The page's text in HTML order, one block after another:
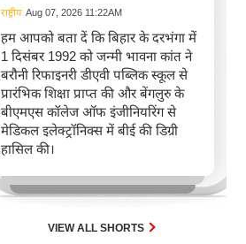
राष्ट्रीय Aug 07, 2026 11:22AM
हम आपको बता दें कि बिहार के दरभंगा में
1 दिसंबर 1992 को जन्मी भावना कांत ने
बरौनी रिफाइनरी डीएवी पब्लिक स्कूल से
प्रारंभिक शिक्षा प्राप्त की और बेंगलुरु के
बीएमएस कॉलेज ऑफ इंजीनियरिंग से
मेडिकल इलेक्ट्रॉनिक्स में बीई की डिग्री
हासिल की।
VIEW ALL SHORTS